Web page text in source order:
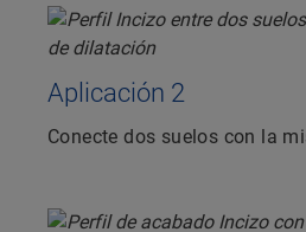
Aplicación 2
Conecte dos suelos con la